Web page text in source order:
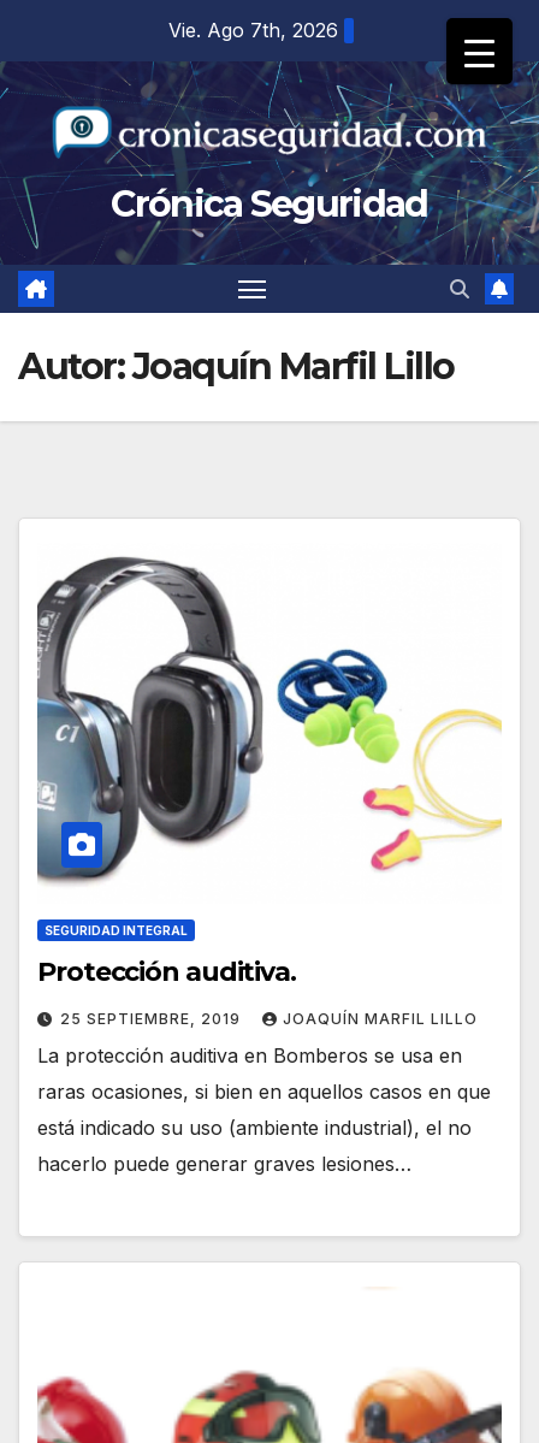
contenido
Vie. Ago 7th, 2026
Crónica Seguridad
Autor:Joaquín Marfil Lillo
SEGURIDAD INTEGRAL
Protección auditiva.
25 SEPTIEMBRE, 2019 JOAQUÍN MARFIL LILLO
La protección auditiva en Bomberos se usa en
raras ocasiones, si bien en aquellos casos en que
está indicado su uso (ambiente industrial), el no
hacerlo puede generar graves lesiones…